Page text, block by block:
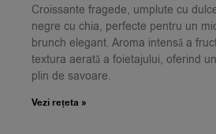
Croissante fragede, umplute cu
negre cu chia, perfecte pentru un
brunch elegant. Aroma intensă a
textura aerată a foietajului, oferind
plin de savoare.
Vezi rețeta »